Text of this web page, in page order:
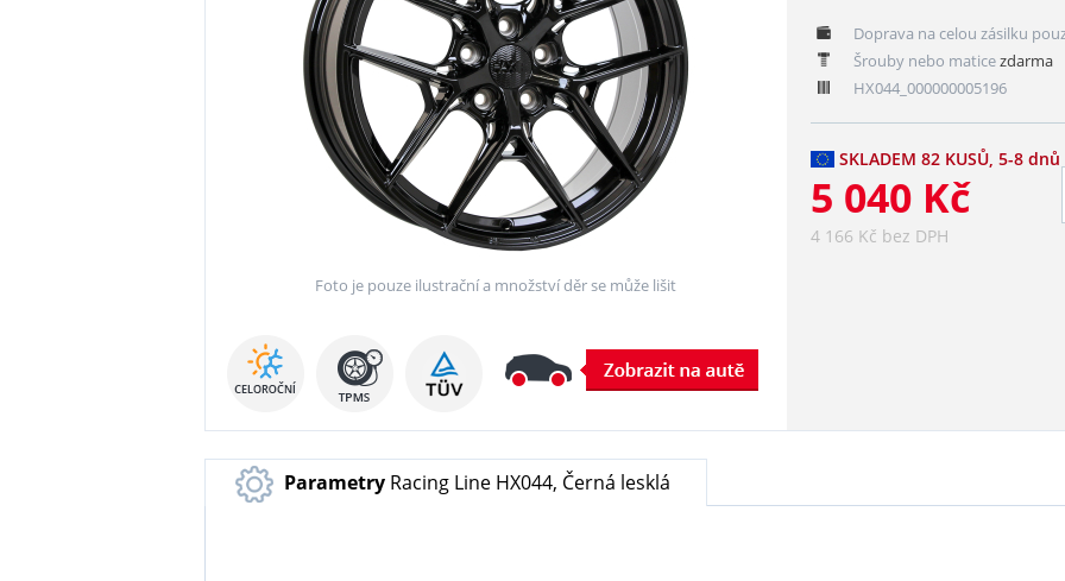
Foto je pouze ilustrační a množství děr se může lišit
Doprava na celou zásilku
Šrouby nebo maticezdarma
HX044_000000005196
SKLADEM 82 KUSŮ, 5-8 dnů
5 040 Kč
4 166 Kč bez DPH
Parametry Racing Line HX044, Černá lesklá